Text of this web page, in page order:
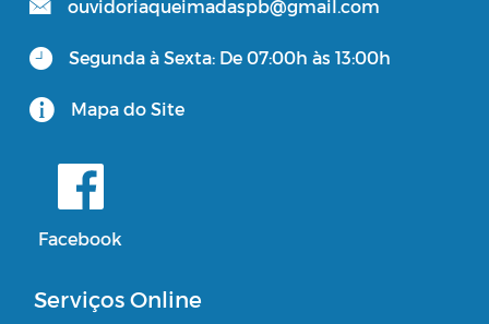
ouvidoriaqueimadaspb@gmail.com
Segunda à Sexta: De 07:00h às 13:00h
Mapa do Site
Facebook
Serviços Online